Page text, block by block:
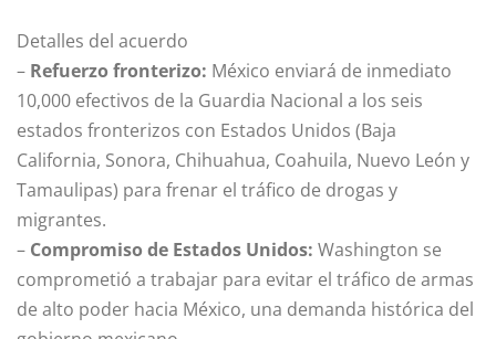
Detalles del acuerdo
– Refuerzo fronterizo: México enviará de inmediato
10,000 efectivos de la Guardia Nacional a los seis
estados fronterizos con Estados Unidos (Baja
California, Sonora, Chihuahua, Coahuila, Nuevo León y
Tamaulipas) para frenar el tráfico de drogas y
migrantes.
– Compromiso de Estados Unidos: Washington se
comprometió a trabajar para evitar el tráfico de armas
de alto poder hacia México, una demanda histórica del